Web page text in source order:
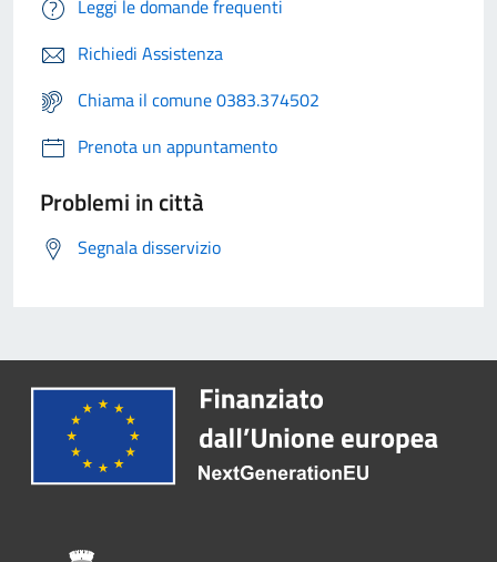
Leggi le domande frequenti
Richiedi Assistenza
Chiama il comune 0383.374502
Prenota un appuntamento
Problemi in città
Segnala disservizio